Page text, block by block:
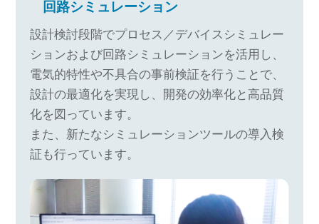
回路シミュレーション
設計検討段階でプロセス／デバイスシミュレー
ションおよび回路シミュレーションを活用し、
電気的特性や不具合の事前検証を行うことで、
設計の最適化を実現し、開発の効率化と高品質
化を図っています。
また、新たなシミュレーションツールの導入検
証も行っています。